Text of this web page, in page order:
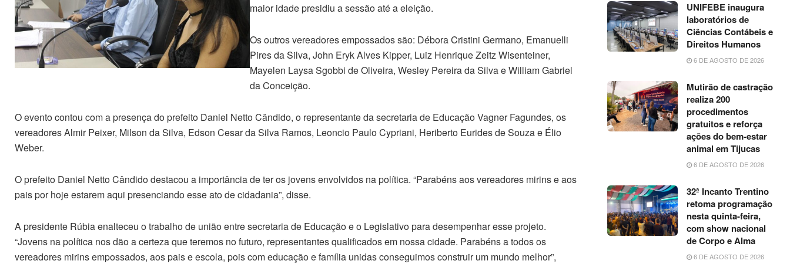
maior idade presidiu a sessão até a eleição.
Os outros vereadores empossados são: Débora Cristini Germano, Emanuelli
Pires da Silva, John Eryk Alves Kipper, Luiz Henrique Zeitz Wisenteiner,
Mayelen Laysa Sgobbi de Oliveira, Wesley Pereira da Silva e William Gabriel
da Conceição.
O evento contou com a presença do prefeito Daniel Netto Cândido, o representante da secretaria de Educação Vagner Fagundes, os
vereadores Almir Peixer, Milson da Silva, Edson Cesar da Silva Ramos, Leoncio Paulo Cypriani, Heriberto Eurides de Souza e Élio
Weber.
O prefeito Daniel Netto Cândido destacou a importância de ter os jovens envolvidos na política. “Parabéns aos vereadores mirins e aos
pais por hoje estarem aqui presenciando esse ato de cidadania”, disse.
A presidente Rúbia enalteceu o trabalho de união entre secretaria de Educação e o Legislativo para desempenhar esse projeto.
“Jovens na política nos dão a certeza que teremos no futuro, representantes qualificados em nossa cidade. Parabéns a todos os
vereadores mirins empossados, aos pais e escola, pois com educação e família unidas conseguimos construir um mundo melhor”,
UNIFEBE inaugura
laboratórios de
Ciências Contábeis e
Direitos Humanos
6 DE AGOSTO DE 2026
Mutirão de castração
realiza 200
procedimentos
gratuitos e reforça
ações do bem-estar
animal em Tijucas
6 DE AGOSTO DE 2026
32ª Incanto Trentino
retoma programação
nesta quinta-feira,
com show nacional
de Corpo e Alma
6 DE AGOSTO DE 2026